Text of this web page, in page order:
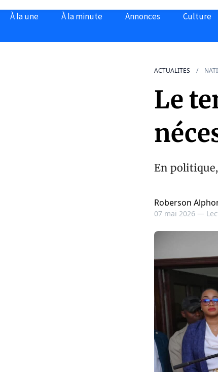
À la une À la minute Annonces Culture
ACTUALITES
Le
En
Roberson
07 mai 2026 —